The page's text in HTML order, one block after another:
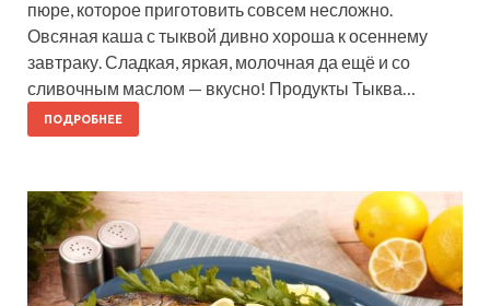
пюре, которое приготовить совсем несложно.
Овсяная каша с тыквой дивно хороша к осеннему
завтраку. Сладкая, яркая, молочная да ещё и со
сливочным маслом — вкусно! Продукты Тыква…
ПОДРОБНЕЕ